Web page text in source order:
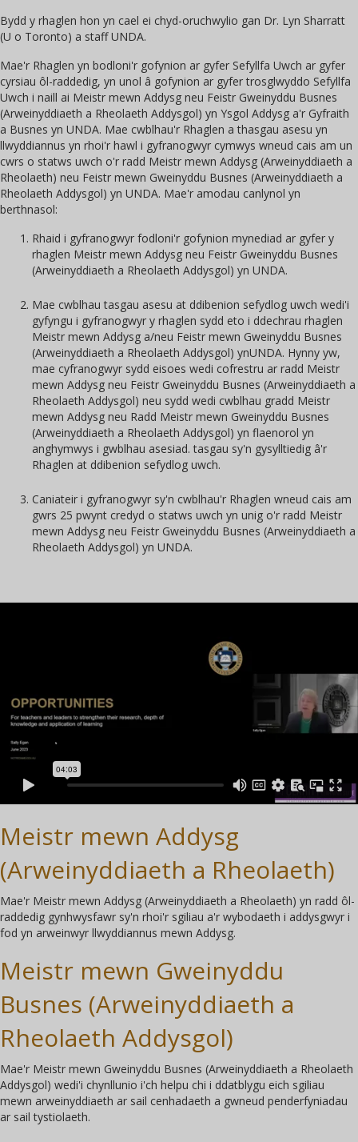
Bydd y rhaglen hon yn cael ei chyd-oruchwylio gan Dr. Lyn Sharratt
(U o Toronto) a staff UNDA.
Mae'r Rhaglen yn bodloni'r gofynion ar gyfer Sefyllfa Uwch ar gyfer
cyrsiau ôl-raddedig, yn unol â gofynion ar gyfer trosglwyddo Sefyllfa
Uwch i naill ai Meistr mewn Addysg neu Feistr Gweinyddu Busnes
(Arweinyddiaeth a Rheolaeth Addysgol) yn Ysgol Addysg a'r Gyfraith
a Busnes yn UNDA. Mae cwblhau'r Rhaglen a thasgau asesu yn
llwyddiannus yn rhoi'r hawl i gyfranogwyr cymwys wneud cais am un
cwrs o statws uwch o'r radd Meistr mewn Addysg (Arweinyddiaeth a
Rheolaeth) neu Feistr mewn Gweinyddu Busnes (Arweinyddiaeth a
Rheolaeth Addysgol) yn UNDA. Mae'r amodau canlynol yn
berthnasol:
Rhaid i gyfranogwyr fodloni'r gofynion mynediad ar gyfer y
rhaglen Meistr mewn Addysg neu Feistr Gweinyddu Busnes
(Arweinyddiaeth a Rheolaeth Addysgol) yn UNDA.
Mae cwblhau tasgau asesu at ddibenion sefydlog uwch wedi'i
gyfyngu i gyfranogwyr y rhaglen sydd eto i ddechrau rhaglen
Meistr mewn Addysg a/neu Feistr mewn Gweinyddu Busnes
(Arweinyddiaeth a Rheolaeth Addysgol) ynUNDA. Hynny yw,
mae cyfranogwyr sydd eisoes wedi cofrestru ar radd Meistr
mewn Addysg neu Feistr Gweinyddu Busnes (Arweinyddiaeth a
Rheolaeth Addysgol) neu sydd wedi cwblhau gradd Meistr
mewn Addysg neu Radd Meistr mewn Gweinyddu Busnes
(Arweinyddiaeth a Rheolaeth Addysgol) yn flaenorol yn
anghymwys i gwblhau asesiad. tasgau sy'n gysylltiedig â'r
Rhaglen at ddibenion sefydlog uwch.
Caniateir i gyfranogwyr sy'n cwblhau'r Rhaglen wneud cais am
gwrs 25 pwynt credyd o statws uwch yn unig o'r radd Meistr
mewn Addysg neu Feistr Gweinyddu Busnes (Arweinyddiaeth a
Rheolaeth Addysgol) yn UNDA.
Meistr mewn Addysg
(Arweinyddiaeth a Rheolaeth)
Mae'r Meistr mewn Addysg (Arweinyddiaeth a Rheolaeth) yn radd ôl-
raddedig gynhwysfawr sy'n rhoi'r sgiliau a'r wybodaeth i addysgwyr i
fod yn arweinwyr llwyddiannus mewn Addysg.
Meistr mewn Gweinyddu
Busnes (Arweinyddiaeth a
Rheolaeth Addysgol)
Mae'r Meistr mewn Gweinyddu Busnes (Arweinyddiaeth a Rheolaeth
Addysgol) wedi'i chynllunio i'ch helpu chi i ddatblygu eich sgiliau
mewn arweinyddiaeth ar sail cenhadaeth a gwneud penderfyniadau
ar sail tystiolaeth.